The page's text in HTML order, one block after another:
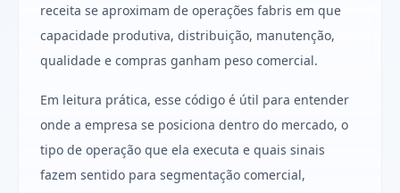
receita se aproximam de operações fabris em que
capacidade produtiva, distribuição, manutenção,
qualidade e compras ganham peso comercial.
Em leitura prática, esse código é útil para entender
onde a empresa se posiciona dentro do mercado, o
tipo de operação que ela executa e quais sinais
fazem sentido para segmentação comercial,